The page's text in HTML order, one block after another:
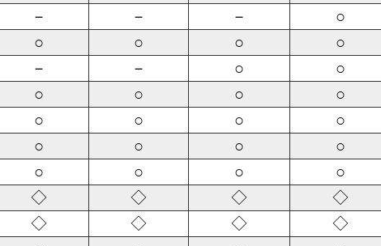
－ － － ○
○ ○ ○ ○
－ － ○ ○
○ ○ ○ ○
○ ○ ○ ○
○ ○ ○ ○
○ ○ ○ ○
◇ ◇ ◇ ◇
◇ ◇ ◇ ◇